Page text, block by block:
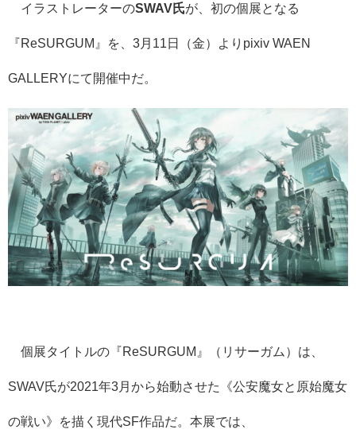
イラストレーターのSWAV氏が、初の個展となる
『ReSURGUM』を、3月11日（金）よりpixiv WAEN
GALLERYにて開催中だ。
個展タイトルの『ReSURGUM』（リサーガム）は、
SWAV氏が2021年3月から始動させた《公安魔女と原始魔女
の戦い》を描く現代SF作品だ。本展では、